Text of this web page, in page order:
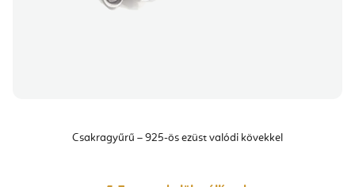
Csakragyűrű – 925-ös ezüst valódi kövekkel